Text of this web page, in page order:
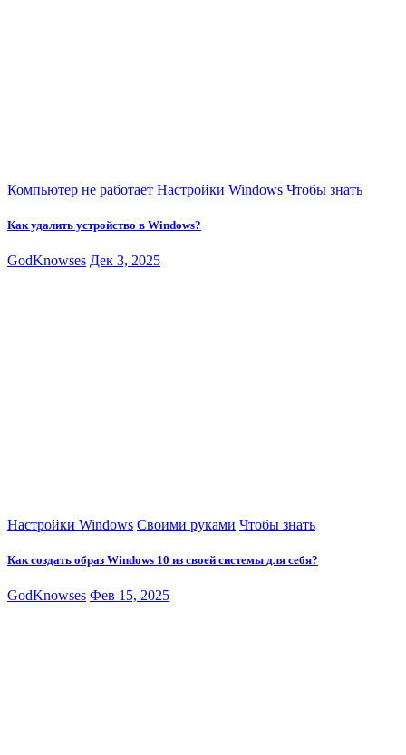
Компьютер не работает Настройки Windows Чтобы знать
Как удалить устройство в Windows?
GodKnowses Дек 3, 2025
Настройки Windows Своими руками Чтобы знать
Как создать образ Windows 10 из своей системы для себя?
GodKnowses Фев 15, 2025